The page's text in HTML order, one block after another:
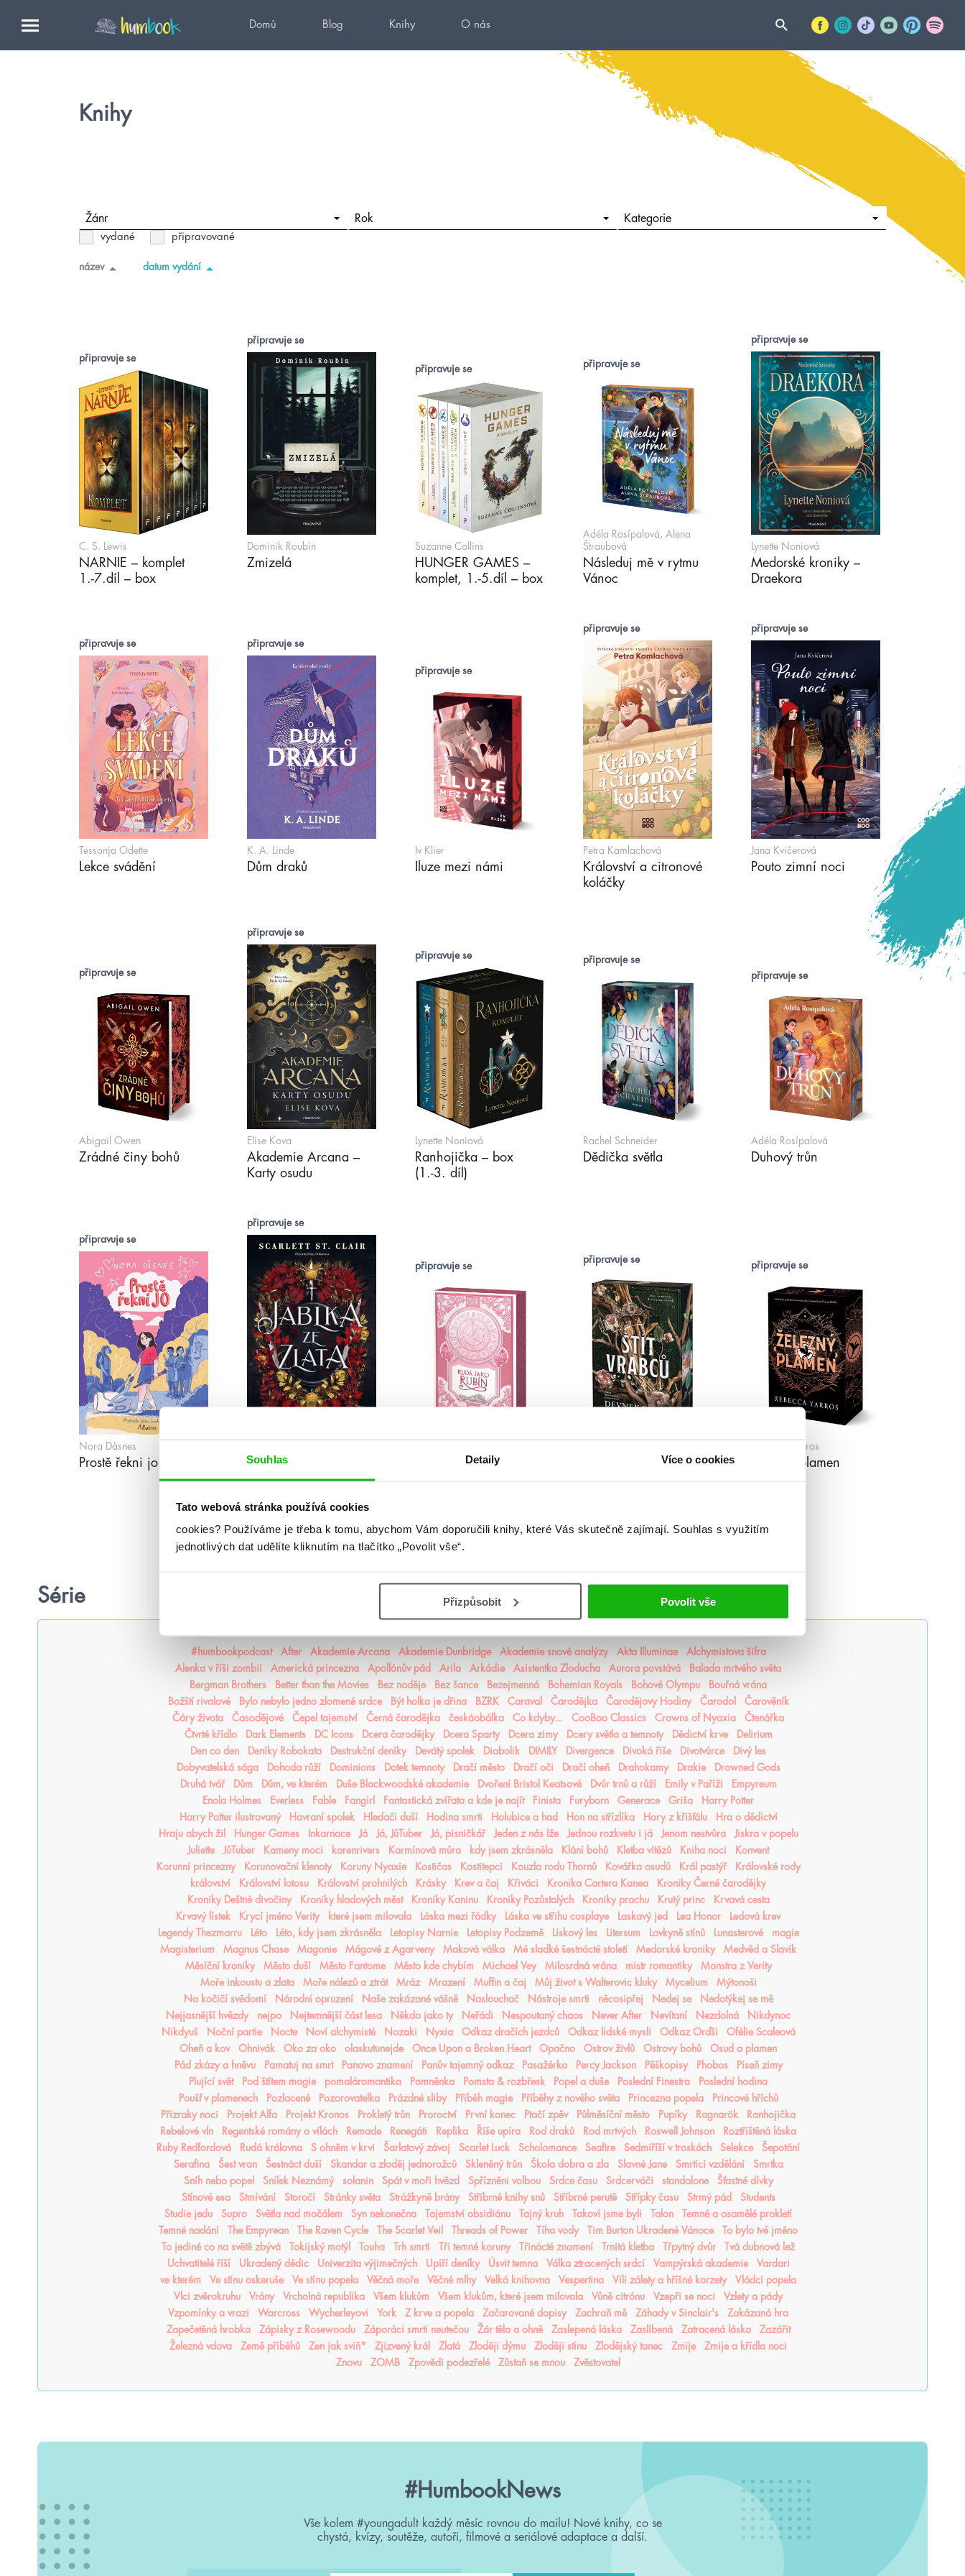
Souhlas Detaily Více o cookies
Tato webová stránka používá cookies
cookies? Používáme je třeba k tomu, abychom Vám doporučili knihy, které Vás skutečně zajímají. Souhlas s využitím
jednotlivých dat udělíte kliknutím na tlačítko „Povolit vše“.
Přizpůsobit Povolit vše
Domů Blog Knihy O nás
Knihy
Žánr Rok Kategorie
vydané připravované
název datum vydání
připravuje se
C. S. Lewis
NARNIE – komplet
1.-7.díl – box
připravuje se
Dominik Roubin
Zmizelá
připravuje se
Suzanne Collins
HUNGER GAMES –
komplet, 1.-5.díl – box
připravuje se
Adéla Rosípalová, Alena
Štraubová
Následuj mě v rytmu
Vánoc
připravuje se
Lynette Noniová
Medorské kroniky –
Draekora
připravuje se
Tessonja Odette
Lekce svádění
připravuje se
K. A. Linde
Dům draků
připravuje se
Iv Klier
Iluze mezi námi
připravuje se
Petra Kamlachová
Království a citronové
koláčky
připravuje se
Jana Kvičerová
Pouto zimní noci
připravuje se
Abigail Owen
Zrádné činy bohů
připravuje se
Elise Kova
Akademie Arcana –
Karty osudu
připravuje se
Lynette Noniová
Ranhojička – box
(1.-3. díl)
připravuje se
Rachel Schneider
Dědička světla
připravuje se
Adéla Rosípalová
Duhový trůn
připravuje se
Nora Dåsnes
Prostě řekni jo
připravuje se
Jablka ze zlata
připravuje se
Rudá jako rubín
připravuje se
připravuje se
Rebecca Yarros
Železný plamen
1 5 ... 99
Série
#humbookpodcast After Akademie Arcana Akademie Dunbridge Akademie snové analýzy Akta Illuminae
Alchymistova šifra
Alenka v říši zombií
Americká princezna Apollónův pád Arila Arkádie Asistentka Zloducha Aurora povstává
Balada mrtvého světa
Bergman Brothers
Better than the Movies Bez naděje Bez šance Bezejmenná Bohemian Royals Bohové Olympu
Bouřná vrána
Božští rivalové
Bylo nebylo jedno zlomené srdce Být holka je dřina BZRK Caraval Čarodějka Čarodějovy Hodiny Čarodol
Čarověník
Čáry života
Časodějové Čepel tajemství Černá čarodějka českáobálka Co kdyby... CooBoo Classics Crowns of Nyaxia
Čtenářka
Čtvrté křídlo
Dark Elements DC Icons Dcera čarodějky Dcera Sparty Dcera zimy Dcery světla a temnoty Dědictví krve
Delirium
Den co den
Deníky Robokata Destrukční deníky Devátý spolek Diabolik DIMILY Divergence Divoká říše Divotvůrce
Divý les
Dobyvatelská sága
Dohoda růží Dominions Dotek temnoty Dračí město Dračí oči Dračí oheň Drahokamy Drakie
Drowned Gods
Druhá tvář
Dům Dům, ve kterém Duše Blackwoodské akademie Dvoření Bristol Keatsové Dvůr trnů a růží Emily v Paříži
Empyreum
Enola Holmes
Everless Fable Fangirl Fantastická zvířata a kde je najít Finista Furyborn Generace Griša
Harry Potter
Harry Potter ilustrovaný
Havraní spolek Hledači duší Hodina smrti Holubice a had Hon na střízlíka Hory z křišťálu
Hra o dědictví
Hraju abych žil
Hunger Games Inkarnace Já Já, JůTuber Já, pisničkář Jeden z nás lže Jednou rozkvetu i já Jenom nestvůra
Jiskra v popelu
Juliette
JůTuber Kameny moci karenrivers Karmínová můra kdy jsem zkrásněla Klání bohů Kletba vítězů Kniha noci
Konvent
Korunní princezny
Korunovační klenoty Koruny Nyaxie Kostičas Kostitepci Kouzla rodu Thornů Kovářka osudů Král pastýř
Královské rody
království
Království lotosu Království prohnilých Krásky Krev a čaj Křiváci Kronika Cartera Kanea
Kroniky Černé čarodějky
Kroniky Deštné divočiny
Kroniky hladových měst Kroniky Kaninu Kroniky Pozůstalých Kroniky prachu Krutý princ
Krvavá cesta
Krvavý lístek
Krycí jméno Verity které jsem milovala Láska mezi řádky Láska ve střihu cosplaye Laskavý jed Lea Honor
Ledová krev
Legendy Thezmarru
Léto Léto, kdy jsem zkrásněla Letopisy Narnie Letopisy Podzemě Lískový les Litersum Lovkyně stínů Lunasterové
magie
Magisterium
Magnus Chase Magonie Mágové z Agarveny Maková válka Mé sladké šestnácté století Medorské kroniky
Medvěd a Slavík
Měsíční kroniky
Město duší Město Fantome Město kde chybím Michael Vey Milosrdná vrána mistr romantiky
Monstra z Verity
Moře inkoustu a zlata
Moře nálezů a ztrát Mráz Mrazení Muffin a čaj Můj život s Walterovic kluky Mycelium
Mýtonoši
Na kočičí svědomí
Národní opruzení Naše zakázané vášně Naslouchač Nástroje smrti něcosipřej Nedej se
Nedotýkej se mě
Nejjasnější hvězdy
nejpo Nejtemnější část lesa Někdo jako ty Neřádi Nespoutaný chaos Never After Nevítaní Nezdolná
Nikdynoc
Nikdyuš
Noční partie Nocte Noví alchymisté Nozaki Nyxia Odkaz dračích jezdců Odkaz lidské mysli Odkaz Orďši
Ofélie Scaleová
Oheň a kov
Ohnivák Oko za oko olaskutunejde Once Upon a Broken Heart Opačno Ostrov živlů Ostrovy bohů
Osud a plamen
Pád zkázy a hněvu
Pamatuj na smrt Panovo znamení Panův tajemný odkaz Pasažérka Percy Jackson Pěškopisy Phobos
Píseň zimy
Plující svět
Pod štítem magie pomaláromantika Pomněnka Pomsta & rozbřesk Popel a duše Poslední Finestra
Poslední hodina
Poušť v plamenech
Pozlacené Pozorovatelka Prázdné sliby Příběh magie Příběhy z nového světa Princezna popela
Princové hříchů
Přízraky noci
Projekt Alfa Projekt Kronos Prokletý trůn Proroctví První konec Ptačí zpěv Půlměsíční město Pupíky Ragnarök
Ranhojička
Rebelové vln
Regentské romány o vílách Remade Renegáti Replika Říše upíra Rod draků Rod mrtvých Roswell Johnson
Roztříštěná láska
Ruby Redfordová
Rudá královna S ohněm v krvi Šarlatový závoj Scarlet Luck Scholomance Seafire Sedmiříší v troskách Selekce
Šepotání
Serafina
Šest vran Šestnáct duší Skandar a zloděj jednorožců Skleněný trůn Škola dobra a zla Slavné Jane Smrtící vzdělání
Smrtka
Sníh nebo popel
Snílek Neznámý solanin Spát v moři hvězd Spřízněni volbou Srdce času Srdcerváči standalone
Šťastné dívky
Stínové eso
Stmívání Storočí Stránky světa Strážkyně brány Stříbrné knihy snů Stříbrné perutě Střípky času Strmý pád
Students
Studie jedu
Supro Světla nad močálem Syn nekonečna Tajemství obsidiánu Tajný kruh Takoví jsme byli Talon
Temné a osamělé prokletí
Temné nadání
The Empyrean The Raven Cycle The Scarlet Veil Threads of Power Tíha vody Tim Burton Ukradené Vánoce
To bylo tvé jméno
To jediné co na světě zbývá
Tokijský motýl Touha Trh smrti Tři temné koruny Třinácté znamení Trnitá kletba Třpytný dvůr
Tvá dubnová lež
Uchvatitelé říší
Ukradený dědic Univerzita výjimečných Upíří deníky Úsvit temna Válka ztracených srdcí Vampýrská akademie
Vardari
ve kterém
Ve stínu oskeruše Ve stínu popela Věčná moře Věčné mlhy Velká knihovna Vespertina Vílí zálety a hříšné korzety
Vládci popela
Vlci zvěrokruhu
Vrány Vrcholná republika Všem klukům Všem klukům, které jsem milovala Vůně citrónu Vzepři se noci
Vzlety a pády
Vzpomínky a vrazi
Warcross Wycherleyovi York Z krve a popela Začarované dopisy Zachraň mě Záhady v Sinclair's
Zakázaná hra
Zapečetěná hrobka
Zápisky z Rosewoodu Záporáci smrti neutečou Žár těla a ohně Zaslepená láska Zaslíbená Zatracená láska
Zazářit
Železná vdova
Země příběhů Zen jak sviň* Zjizvený král Zlatá Zloději dýmu Zloději stínu Zlodějský tanec Zmije
Zmije a křídla noci
Znovu
ZOMB Zpovědi podezřelé Zůstaň se mnou Zvěstovatel
#HumbookNews
Vše kolem #youngadult každý měsíc rovnou do mailu! Nové knihy, co se
chystá, kvízy, soutěže, autoři, filmové a seriálové adaptace a další.